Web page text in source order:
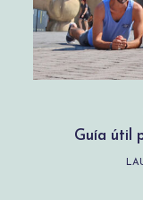
Guía útil